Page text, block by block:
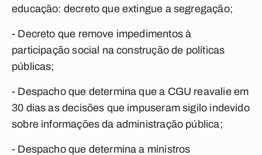
educação: decreto que extingue a segregação;
- Decreto que remove impedimentos à
participação social na construção de políticas
públicas;
- Despacho que determina que a CGU reavalie em
30 dias as decisões que impuseram sigilo indevido
sobre informações da administração pública;
- Despacho que determina a ministros